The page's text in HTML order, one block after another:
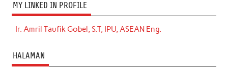
MY LINKED IN PROFILE
Ir. Amril Taufik Gobel, S.T, IPU, ASEAN Eng.
HALAMAN